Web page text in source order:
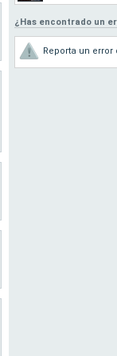
¿Has encontrado un
Reporta un